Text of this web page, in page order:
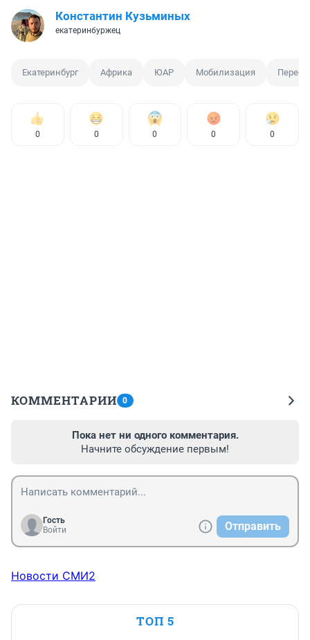
Константин Кузьминых
екатеринбуржец
Екатеринбург Африка ЮАР Мобилизация
0 0 0 0 0
КОММЕНТАРИИ 0
Пока нет ни одного комментария.
Начните обсуждение первым!
Гость
Войти
Отправить
Новости СМИ2
ТОП 5